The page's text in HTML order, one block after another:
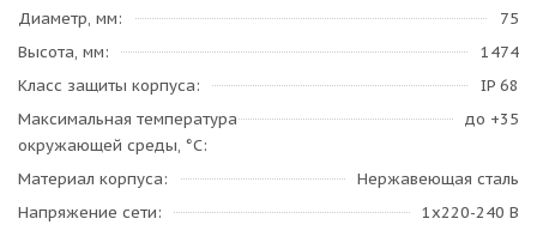
Диаметр, мм
75
Высота, мм
1474
Класс защиты корпуса
IP 68
Максимальная температура
окружающей среды, °С
до +35
Материал корпуса
Нержавеющая сталь
Напряжение сети
1х220-240 В